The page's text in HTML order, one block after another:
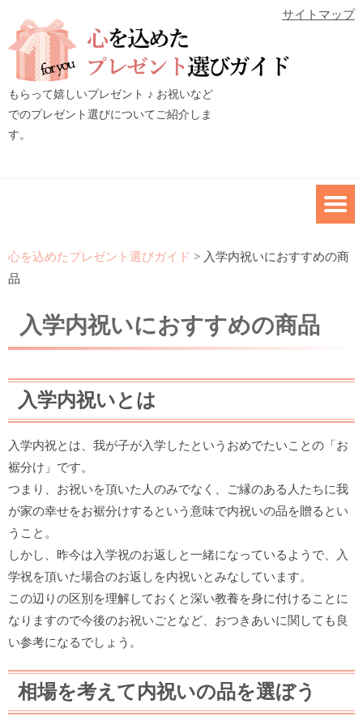
サイトマップ
もらって嬉しいプレゼント ♪ お祝いなど
でのプレゼント選びについてご紹介しま
す。
心を込めたプレゼント選びガイド > 入学内祝いにおすすめの商
品
入学内祝いにおすすめの商品
入学内祝いとは
入学内祝とは、我が子が入学したというおめでたいことの「お
裾分け」です。
つまり、お祝いを頂いた人のみでなく、ご縁のある人たちに我
が家の幸せをお裾分けするという意味で内祝いの品を贈るとい
うこと。
しかし、昨今は入学祝のお返しと一緒になっているようで、入
学祝を頂いた場合のお返しを内祝いとみなしています。
この辺りの区別を理解しておくと深い教養を身に付けることに
なりますので今後のお祝いごとなど、おつきあいに関しても良
い参考になるでしょう。
相場を考えて内祝いの品を選ぼう